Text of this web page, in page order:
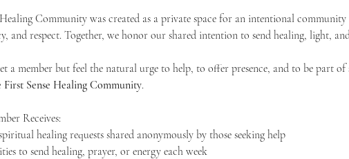
Healing Community was created as a private space for an intentional
and respect. Together, we honor our shared intention to send healing, light,
a member but feel the natural urge to help, to offer presence, and to be part
First Sense Healing Community.
Receives:
healing requests shared anonymously by those seeking help
to send healing, prayer, or energy each week